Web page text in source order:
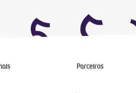
Parceiros